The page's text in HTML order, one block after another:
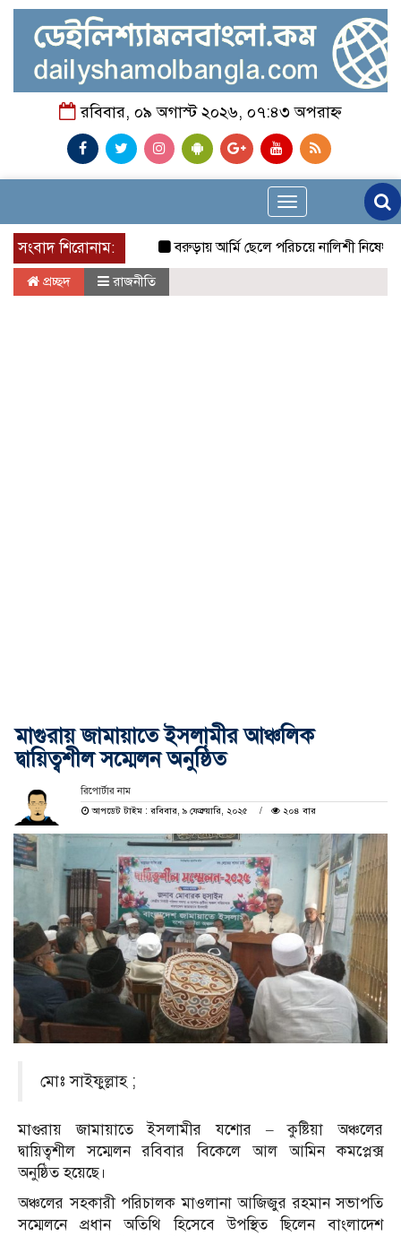
রবিবার, ০৯ অগাস্ট ২০২৬, ০৭:৪৩ অপরাহ্ন
Toggle
navigation
সংবাদ শিরোনাম:
বরুড়ায় আর্মি ছেলে পরিচয়ে নালিশী নিষেধাজ্ঞা
প্রচ্ছদ রাজনীতি
মাগুরায় জামায়াতে ইসলামীর আঞ্চলিক
দ্বায়িত্বশীল সম্মেলন অনুষ্ঠিত
রিপোর্টার নাম
আপডেট টাইম : রবিবার, ৯ ফেব্রুয়ারি, ২০২৫
২০৪ বার
মোঃ সাইফুল্লাহ ;
মাগুরায় জামায়াতে ইসলামীর যশোর – কুষ্টিয়া অঞ্চলের
দ্বায়িত্বশীল সম্মেলন রবিবার বিকেলে আল আমিন কমপ্লেক্স
অনুষ্ঠিত হয়েছে।
অঞ্চলের সহকারী পরিচালক মাওলানা আজিজুর রহমান সভাপতি
সম্মেলনে প্রধান অতিথি হিসেবে উপস্থিত ছিলেন বাংলাদেশ